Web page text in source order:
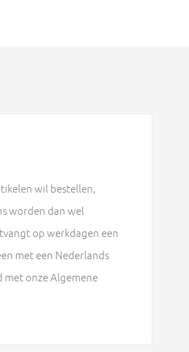
wil bestellen,
worden dan wel
op werkdagen een
met een Nederlands
met onze Algemene